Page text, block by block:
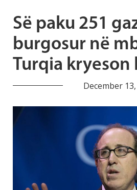
Së paku 251
burgosur në
Turqia kryeson
December